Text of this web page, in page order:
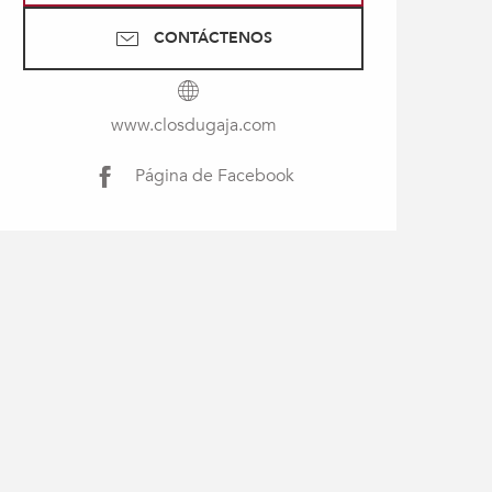
CONTÁCTENOS
www.closdugaja.com
Página de Facebook